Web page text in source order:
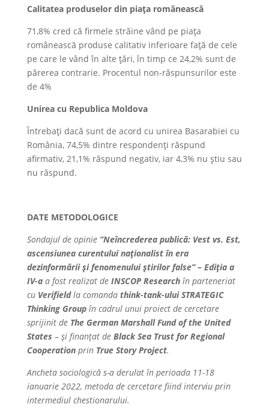
Calitatea produselor din piața românească
71,8% cred că firmele străine vând pe piața
românească produse calitativ inferioare față de cele
pe care le vând în alte țări, în timp ce 24,2% sunt de
părerea contrarie. Procentul non-răspunsurilor este
de 4%
Unirea cu Republica Moldova
Întrebați dacă sunt de acord cu unirea Basarabiei cu
România, 74,5% dintre respondenți răspund
afirmativ, 21,1% răspund negativ, iar 4,3% nu știu sau
nu răspund.
DATE METODOLOGICE
Sondajul de opinie ”Neîncrederea publică: Vest vs. Est,
ascensiunea curentului naționalist în era
dezinformării și fenomenului știrilor false” – Ediția a
IV-aa fost realizat de INSCOP Researchîn parteneriat
cu Verifieldla comanda think-tank-ului STRATEGIC
Thinking Groupîn cadrul unui proiect de cercetare
sprijinit de The German Marshall Fund of the United
States – și finanțat de Black Sea Trust for Regional
CooperationprinTrue Story Project.
Ancheta sociologică s-a derulat în perioada 11-18
ianuarie 2022, metoda de cercetare fiind interviu prin
intermediul chestionarului.